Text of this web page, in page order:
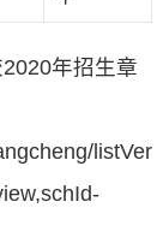
年招生章
listVer